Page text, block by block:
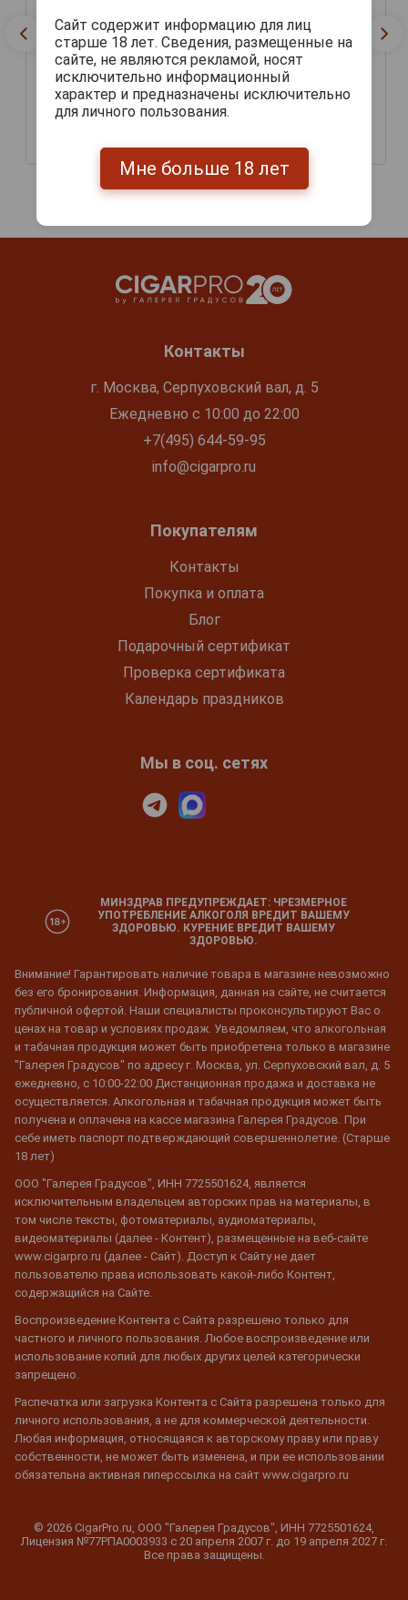
Пиво Якорь Светлое
173 руб.
173 руб.
Контакты
г. Москва, Серпуховский вал, д. 5
Ежедневно с 10:00 до 22:00
+7(495) 644-59-95
info@cigarpro.ru
Покупателям
Контакты
Покупка и оплата
Блог
Подарочный сертификат
Проверка сертификата
Календарь праздников
Мы в соц. сетях
МИНЗДРАВ ПРЕДУПРЕЖДАЕТ: ЧРЕЗМЕРНОЕ
УПОТРЕБЛЕНИЕ АЛКОГОЛЯ ВРЕДИТ ВАШЕМУ
ЗДОРОВЬЮ. КУРЕНИЕ ВРЕДИТ ВАШЕМУ
ЗДОРОВЬЮ.
Внимание! Гарантировать наличие товара в магазине невозможно
без его бронирования. Информация, данная на сайте, не считается
публичной офертой. Наши специалисты проконсультируют Вас о
ценах на товар и условиях продаж. Уведомляем, что алкогольная
и табачная продукция может быть приобретена только в магазине
"Галерея Градусов" по адресу г. Москва, ул. Серпуховский вал, д. 5
ежедневно, с 10:00-22:00 Дистанционная продажа и доставка не
осуществляется. Алкогольная и табачная продукция может быть
получена и оплачена на кассе магазина Галерея Градусов. При
себе иметь паспорт подтверждающий совершеннолетие. (Старше
18 лет)
ООО "Галерея Градусов", ИНН 7725501624, является
исключительным владельцем авторских прав на материалы, в
том числе тексты, фотоматериалы, аудиоматериалы,
видеоматериалы (далее - Контент), размещенные на веб-сайте
www.cigarpro.ru (далее - Сайт). Доступ к Сайту не дает
пользователю права использовать какой-либо Контент,
содержащийся на Сайте.
Воспроизведение Контента с Сайта разрешено только для
частного и личного пользования. Любое воспроизведение или
использование копий для любых других целей категорически
запрещено.
Распечатка или загрузка Контента с Сайта разрешена только для
личного использования, а не для коммерческой деятельности.
Любая информация, относящаяся к авторскому праву или праву
собственности, не может быть изменена, и при ее использовании
обязательна активная гиперссылка на сайт www.cigarpro.ru
© 2026 CigarPro.ru, ООО "Галерея Градусов", ИНН 7725501624,
Лицензия №77РПА0003933 c 20 апреля 2007 г. до 19 апреля 2027 г.
Все права защищены.
Сайт содержит информацию для лиц
старше 18 лет. Сведения, размещенные на
сайте, не являются рекламой, носят
исключительно информационный
характер и предназначены исключительно
для личного пользования.
Мне больше 18 лет